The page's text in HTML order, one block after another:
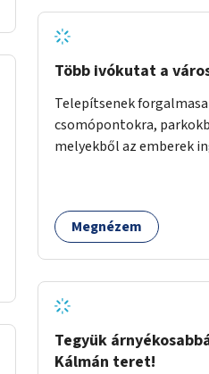
Több ivókutat a
Telepítsenek
csomópontokra,
melyekből az emberek
Megnézem
Tegyük
Kálmán teret!